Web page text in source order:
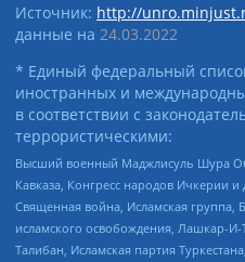
Источник: http://
данные на 24.03.2022
* Единый федеральный
иностранных и
в соответствии с
террористическими:
Высший военный Маджлисуль Шура
Кавказа, Конгресс народов Ичкерии и
Священная война, Исламская группа,
исламского освобождения, Лашкар-
Талибан, Исламская партия